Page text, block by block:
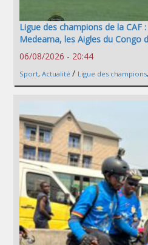
Ligue des champions de la
Medeama, les Aigles du Congo
06/08/2026 - 20:44
Sport, Actualité / Ligue des champions,